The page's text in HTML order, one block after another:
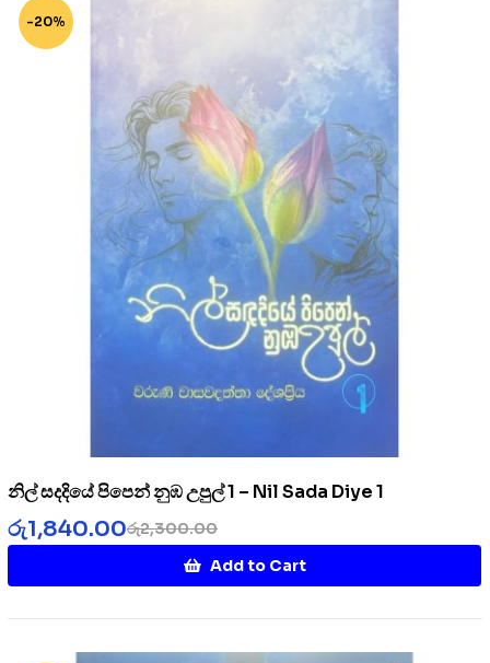
-20%
නිල් සදදියේ පිපෙන් නුඹ උපුල් 1 – Nil Sada Diye 1
රු2,300.00
රු1,840.00
Add to Cart